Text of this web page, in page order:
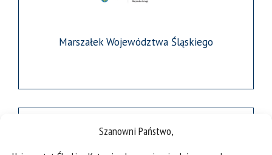
Szanowni Państwo,
Marszałek Województwa Śląskiego